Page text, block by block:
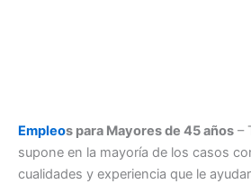
Empleos para Mayores de 45 años –
supone en la mayoría de los casos
cualidades y experiencia que le